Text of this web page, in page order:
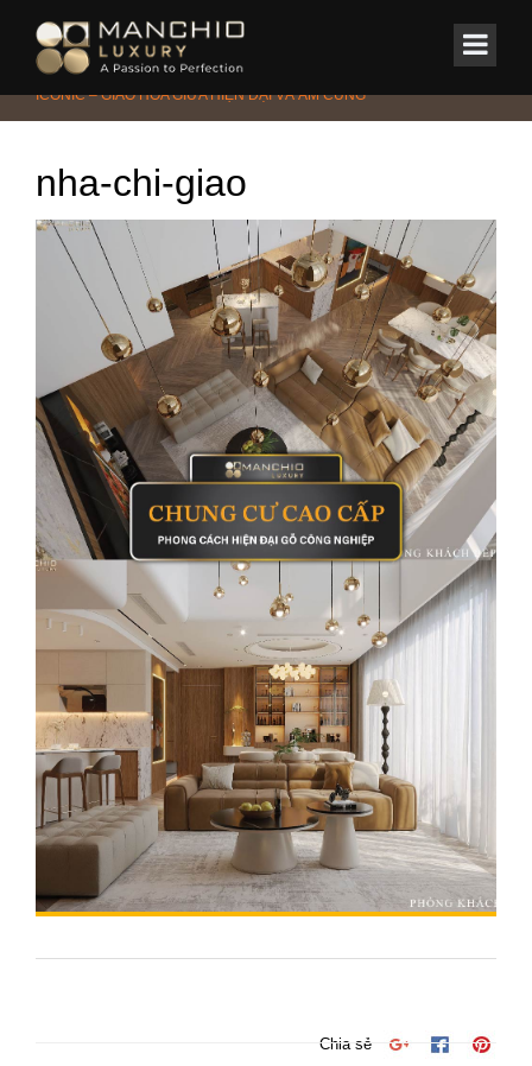
Home/CHUNG CƯ - PENTHOUSE - DUPLEX
DUPLEX GREEN
ICONIC – GIAO HÒA GIỮA HIỆN ĐẠI VÀ ẤM CÚNG
nha-chi-giao
Chia sẻ